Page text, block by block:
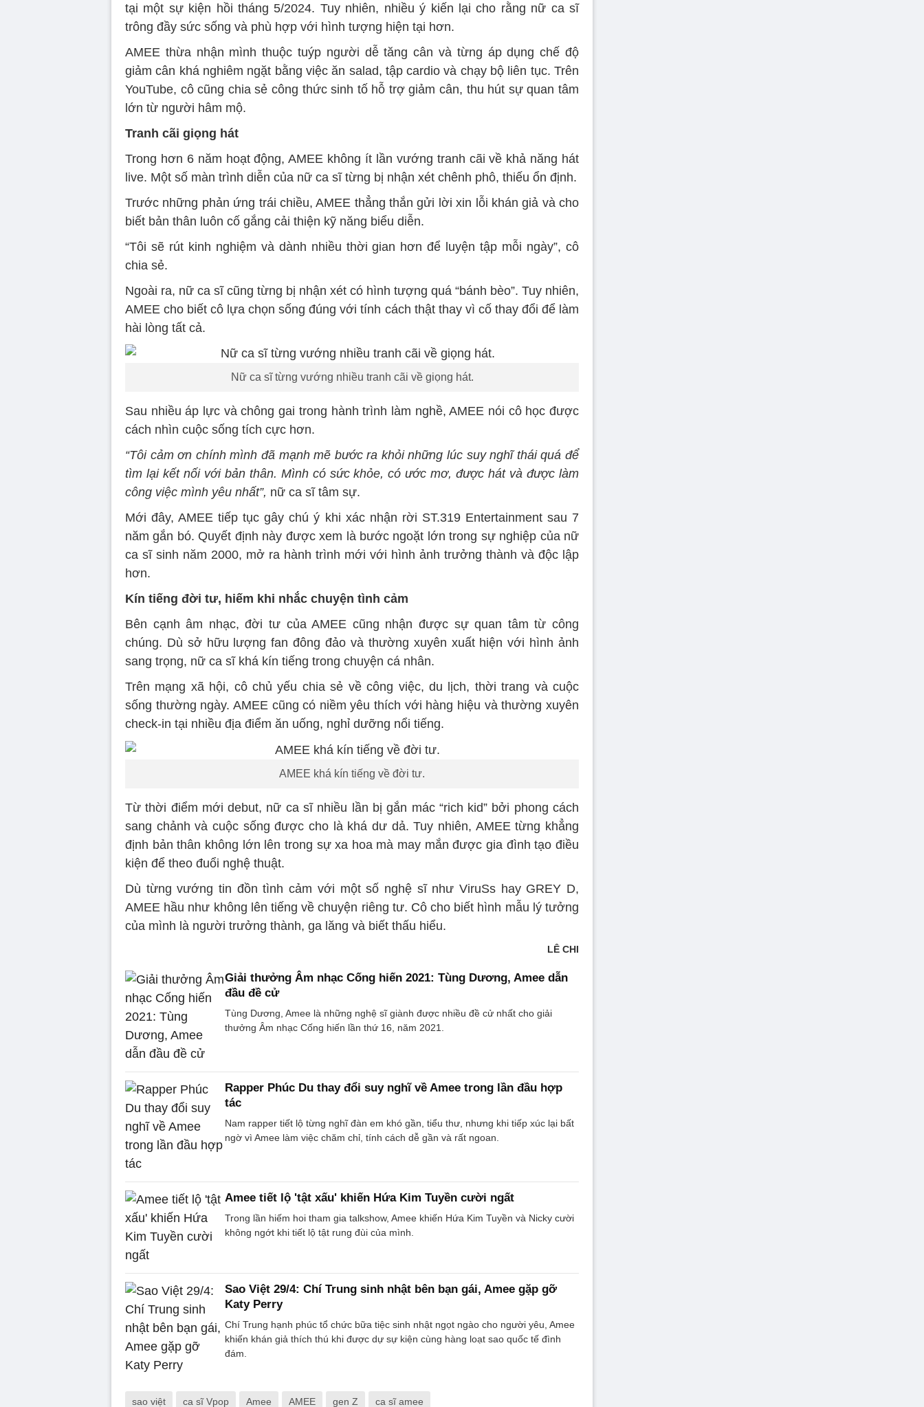
tại một sự kiện hồi tháng 5/2024. Tuy nhiên, nhiều ý kiến lại cho rằng nữ ca sĩ
trông đầy sức sống và phù hợp với hình tượng hiện tại hơn.
AMEE thừa nhận mình thuộc tuýp người dễ tăng cân và từng áp dụng chế độ
giảm cân khá nghiêm ngặt bằng việc ăn salad, tập cardio và chạy bộ liên tục. Trên
YouTube, cô cũng chia sẻ công thức sinh tố hỗ trợ giảm cân, thu hút sự quan tâm
lớn từ người hâm mộ.
Tranh cãi giọng hát
Trong hơn 6 năm hoạt động, AMEE không ít lần vướng tranh cãi về khả năng hát
live. Một số màn trình diễn của nữ ca sĩ từng bị nhận xét chênh phô, thiếu ổn định.
Trước những phản ứng trái chiều, AMEE thẳng thắn gửi lời xin lỗi khán giả và cho
biết bản thân luôn cố gắng cải thiện kỹ năng biểu diễn.
“Tôi sẽ rút kinh nghiệm và dành nhiều thời gian hơn để luyện tập mỗi ngày”, cô
chia sẻ.
Ngoài ra, nữ ca sĩ cũng từng bị nhận xét có hình tượng quá “bánh bèo”. Tuy nhiên,
AMEE cho biết cô lựa chọn sống đúng với tính cách thật thay vì cố thay đổi để làm
hài lòng tất cả.
Nữ ca sĩ từng vướng nhiều tranh cãi về giọng hát.
Sau nhiều áp lực và chông gai trong hành trình làm nghề, AMEE nói cô học được
cách nhìn cuộc sống tích cực hơn.
“Tôi cảm ơn chính mình đã mạnh mẽ bước ra khỏi những lúc suy nghĩ thái quá để
tìm lại kết nối với bản thân. Mình có sức khỏe, có ước mơ, được hát và được làm
công việc mình yêu nhất”, nữ ca sĩ tâm sự.
Mới đây, AMEE tiếp tục gây chú ý khi xác nhận rời ST.319 Entertainment sau 7
năm gắn bó. Quyết định này được xem là bước ngoặt lớn trong sự nghiệp của nữ
ca sĩ sinh năm 2000, mở ra hành trình mới với hình ảnh trưởng thành và độc lập
hơn.
Kín tiếng đời tư, hiếm khi nhắc chuyện tình cảm
Bên cạnh âm nhạc, đời tư của AMEE cũng nhận được sự quan tâm từ công
chúng. Dù sở hữu lượng fan đông đảo và thường xuyên xuất hiện với hình ảnh
sang trọng, nữ ca sĩ khá kín tiếng trong chuyện cá nhân.
Trên mạng xã hội, cô chủ yếu chia sẻ về công việc, du lịch, thời trang và cuộc
sống thường ngày. AMEE cũng có niềm yêu thích với hàng hiệu và thường xuyên
check-in tại nhiều địa điểm ăn uống, nghỉ dưỡng nổi tiếng.
AMEE khá kín tiếng về đời tư.
Từ thời điểm mới debut, nữ ca sĩ nhiều lần bị gắn mác “rich kid” bởi phong cách
sang chảnh và cuộc sống được cho là khá dư dả. Tuy nhiên, AMEE từng khẳng
định bản thân không lớn lên trong sự xa hoa mà may mắn được gia đình tạo điều
kiện để theo đuổi nghệ thuật.
Dù từng vướng tin đồn tình cảm với một số nghệ sĩ như ViruSs hay GREY D,
AMEE hầu như không lên tiếng về chuyện riêng tư. Cô cho biết hình mẫu lý tưởng
của mình là người trưởng thành, ga lăng và biết thấu hiểu.
LÊ CHI
Giải thưởng Âm nhạc Cống hiến 2021: Tùng Dương, Amee dẫn
đầu đề cử
Tùng Dương, Amee là những nghệ sĩ giành được nhiều đề cử nhất cho giải
thưởng Âm nhạc Cống hiến lần thứ 16, năm 2021.
Rapper Phúc Du thay đổi suy nghĩ về Amee trong lần đầu hợp
tác
Nam rapper tiết lộ từng nghĩ đàn em khó gần, tiểu thư, nhưng khi tiếp xúc lại bất
ngờ vì Amee làm việc chăm chỉ, tính cách dễ gần và rất ngoan.
Amee tiết lộ 'tật xấu' khiến Hứa Kim Tuyền cười ngất
Trong lần hiếm hoi tham gia talkshow, Amee khiến Hứa Kim Tuyền và Nicky cười
không ngớt khi tiết lộ tật rung đùi của mình.
Sao Việt 29/4: Chí Trung sinh nhật bên bạn gái, Amee gặp gỡ
Katy Perry
Chí Trung hạnh phúc tổ chức bữa tiệc sinh nhật ngọt ngào cho người yêu, Amee
khiến khán giả thích thú khi được dự sự kiện cùng hàng loạt sao quốc tế đình
đám.
sao việt ca sĩ Vpop Amee AMEE gen Z ca sĩ amee